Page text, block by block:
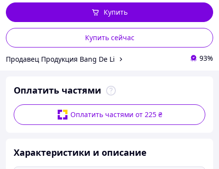
Купить сейчас
Купить
Продавец Продукция Bang De Li 93%
Оплатить частями
Оплатить частями от 225 ₴
Характеристики и описание